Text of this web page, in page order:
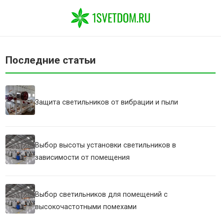
Последние статьи
Защита светильников от вибрации и пыли
Выбор высоты установки светильников в
зависимости от помещения
Выбор светильников для помещений с
высокочастотными помехами